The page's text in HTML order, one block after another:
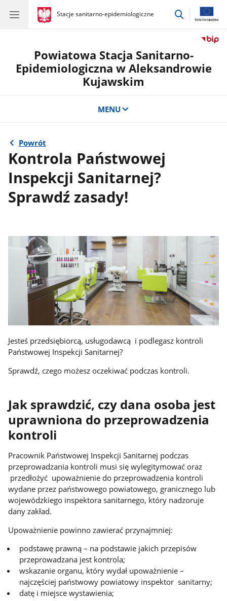
gov.pl
Stacje sanitarno-epidemiologiczne
gov.pl
Stacje
przejdź
Powiatowa Stacja Sanitarno-
Epidemiologiczna w Aleksandrowie
Kujawskim
MENU
Powrót
Kontrola Państwowej
Inspekcji Sanitarnej?
Sprawdź zasady!
Jesteś przedsiębiorcą, usługodawcą i podlegasz kontroli
Państwowej Inspekcji Sanitarnej?
Sprawdź, czego możesz oczekiwać podczas kontroli.
Jak sprawdzić, czy dana osoba jest
uprawniona do przeprowadzenia
kontroli
Pracownik Państwowej Inspekcji Sanitarnej podczas
przeprowadzania kontroli musi się wylegitymować oraz
przedłożyć upoważnienie do przeprowadzenia kontroli
wydane przez państwowego powiatowego, granicznego lub
wojewódzkiego inspektora sanitarnego, który nadzoruje
dany zakład.
Upoważnienie powinno zawierać przynajmniej:
podstawę prawną – na podstawie jakich przepisów
przeprowadzana jest kontrola;
wskazanie organu, który wydał upoważnienie –
najczęściej państwowy powiatowy inspektor sanitarny;
datę i miejsce wystawienia;